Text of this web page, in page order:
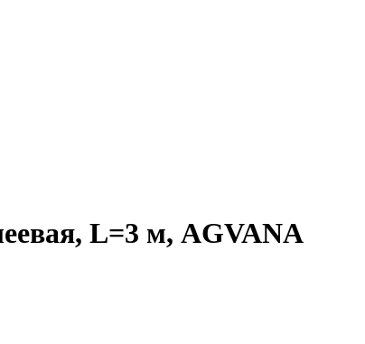
L=3 м, AGVANA